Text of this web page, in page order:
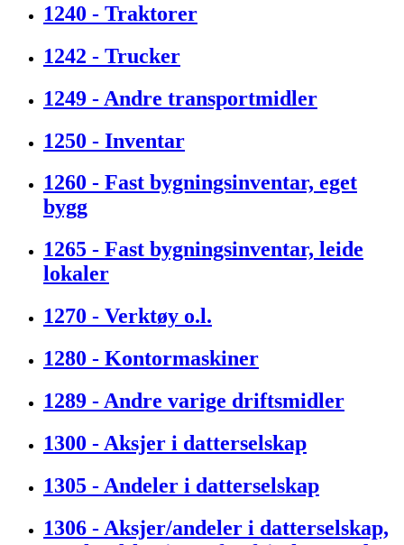
1240 - Traktorer
1242 - Trucker
1249 - Andre transportmidler
1250 - Inventar
1260 - Fast bygningsinventar, eget
bygg
1265 - Fast bygningsinventar, leide
lokaler
1270 - Verktøy o.l.
1280 - Kontormaskiner
1289 - Andre varige driftsmidler
1300 - Aksjer i datterselskap
1305 - Andeler i datterselskap
1306 - Aksjer/andeler i datterselskap,